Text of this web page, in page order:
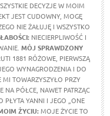
DECYZJE W MOIM
JEST CUDOWNY, MOGĘ
NIE ŻAŁUJĘ I WSZYSTKO
NIECIERPLIWOŚĆ I
MÓJ SPRAWDZONY
1881 RÓŻOWE, PIERWSZĄ
WYNAGRODZENIA I DO
MI TOWARZYSZYŁO PRZY
PÓŁCE, NAWET PATRZĄC
PŁYTA YANNI I JEGO „ONE
ŻYCIU:MOJE ŻYCIE TO